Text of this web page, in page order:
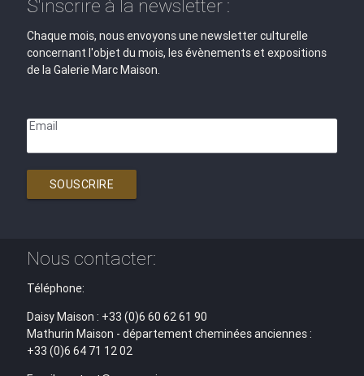
S'inscrire à la newsletter :
Chaque mois, nous envoyons une newsletter culturelle
concernant l'objet du mois, les évènements et expositions
de la Galerie Marc Maison.
Email
SOUSCRIRE
Nous contacter:
Téléphone:
Daisy Maison : +33 (0)6 60 62 61 90
Mathurin Maison - département cheminées anciennes :
+33 (0)6 64 71 12 02